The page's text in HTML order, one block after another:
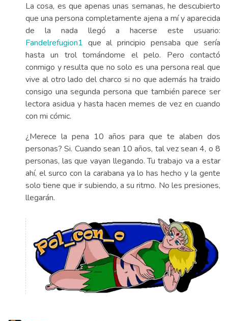
La cosa, es que apenas unas semanas, he descubierto
que una persona completamente ajena a mí y aparecida
de la nada llegó a hacerse este usuario:
Fandelrefugion1 que al principio pensaba que sería
hasta un trol tomándome el pelo. Pero contactó
conmigo y resulta que no solo es una persona real que
vive al otro lado del charco si no que además ha traido
consigo una segunda persona que también parece ser
lectora asidua y hasta hacen memes de vez en cuando
con mi cómic.
¿Merece la pena 10 años para que te alaben dos
personas? Si. Cuando sean 10 años, tal vez sean 4, o 8
personas, las que vayan llegando. Tu trabajo va a estar
ahí, el surco con la carabana ya lo has hecho y la gente
solo tiene que ir subiendo, a su ritmo. No les presiones,
llegarán.